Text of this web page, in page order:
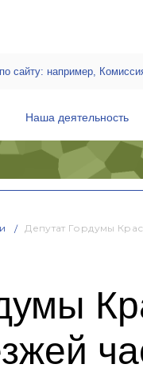
Наша деятельность
Депутат Гордумы